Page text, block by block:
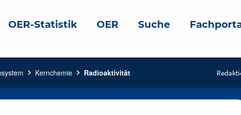
OER-Statistik OER Suche
chevron_right Kernchemie chevron_right Radioaktivität